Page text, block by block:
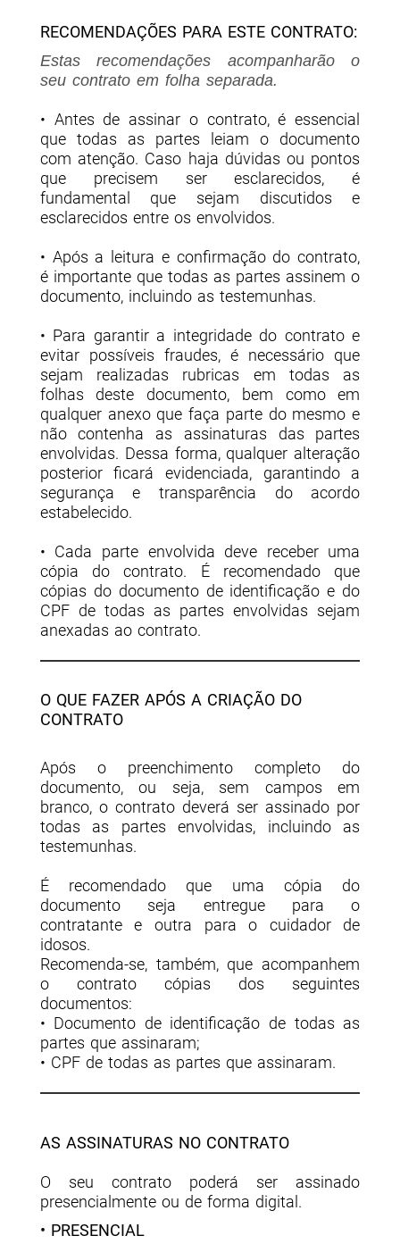
RECOMENDAÇÕES PARA ESTE CONTRATO:
Estas recomendações acompanharão o
seu contrato em folha separada.
• Antes de assinar o contrato, é essencial
que todas as partes leiam o documento
com atenção. Caso haja dúvidas ou pontos
que precisem ser esclarecidos, é
fundamental que sejam discutidos e
esclarecidos entre os envolvidos.
• Após a leitura e confirmação do contrato,
é importante que todas as partes assinem o
documento, incluindo as testemunhas.
• Para garantir a integridade do contrato e
evitar possíveis fraudes, é necessário que
sejam realizadas rubricas em todas as
folhas deste documento, bem como em
qualquer anexo que faça parte do mesmo e
não contenha as assinaturas das partes
envolvidas. Dessa forma, qualquer alteração
posterior ficará evidenciada, garantindo a
segurança e transparência do acordo
estabelecido.
• Cada parte envolvida deve receber uma
cópia do contrato. É recomendado que
cópias do documento de identificação e do
CPF de todas as partes envolvidas sejam
anexadas ao contrato.
O QUE FAZER APÓS A CRIAÇÃO DO
CONTRATO
Após o preenchimento completo do
documento, ou seja, sem campos em
branco, o contrato deverá ser assinado por
todas as partes envolvidas, incluindo as
testemunhas.
É recomendado que uma cópia do
documento seja entregue para o
contratante e outra para o cuidador de
idosos.
Recomenda-se, também, que acompanhem
o contrato cópias dos seguintes
documentos:
• Documento de identificação de todas as
partes que assinaram;
• CPF de todas as partes que assinaram.
AS ASSINATURAS NO CONTRATO
O seu contrato poderá ser assinado
presencialmente ou de forma digital.
• PRESENCIAL